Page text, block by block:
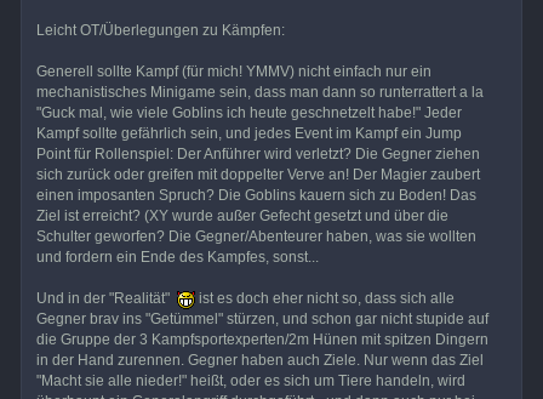
Leicht OT/Überlegungen zu Kämpfen:
Generell sollte Kampf (für mich! YMMV) nicht einfach nur ein
mechanistisches Minigame sein, dass man dann so runterrattert a la
"Guck mal, wie viele Goblins ich heute geschnetzelt habe!" Jeder
Kampf sollte gefährlich sein, und jedes Event im Kampf ein Jump
Point für Rollenspiel: Der Anführer wird verletzt? Die Gegner ziehen
sich zurück oder greifen mit doppelter Verve an! Der Magier zaubert
einen imposanten Spruch? Die Goblins kauern sich zu Boden! Das
Ziel ist erreicht? (XY wurde außer Gefecht gesetzt und über die
Schulter geworfen? Die Gegner/Abenteurer haben, was sie wollten
und fordern ein Ende des Kampfes, sonst...
Und in der "Realität"
ist es doch eher nicht so, dass sich alle
Gegner brav ins "Getümmel" stürzen, und schon gar nicht stupide auf
die Gruppe der 3 Kampfsportexperten/2m Hünen mit spitzen Dingern
in der Hand zurennen. Gegner haben auch Ziele. Nur wenn das Ziel
"Macht sie alle nieder!" heißt, oder es sich um Tiere handeln, wird